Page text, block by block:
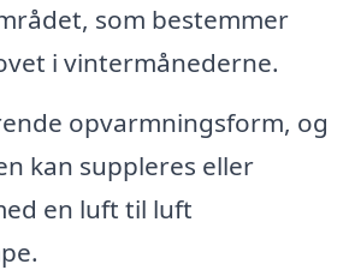
som bestemmer
i vintermånederne.
opvarmningsform, og
kan suppleres eller
en luft til luft